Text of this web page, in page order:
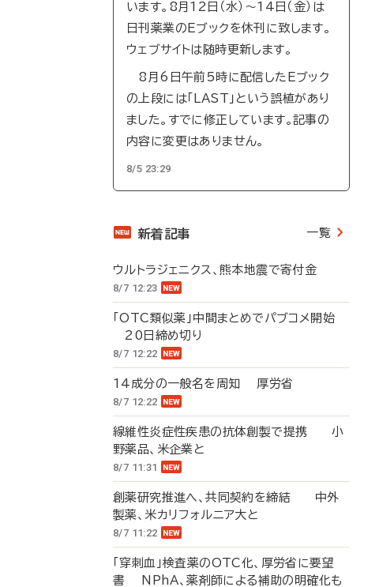
います。8月12日（水）～14日（金）は
日刊薬業のEブックを休刊に致します。
ウェブサイトは随時更新します。
8月6日午前5時に配信したEブック
の上段には「LAST」という誤植があり
ました。すでに修正しています。記事の
内容に変更はありません。
8/5 23:29
新着記事 一覧
ウルトラジェニクス、熊本地震で寄付金
8/7 12:23
「OTC類似薬」中間まとめでパブコメ開始
20日締め切り
8/7 12:22
14成分の一般名を周知 厚労省
8/7 12:22
線維性炎症性疾患の抗体創製で提携 小
野薬品、米企業と
8/7 11:31
創薬研究推進へ、共同契約を締結 中外
製薬、米カリフォルニア大と
8/7 11:22
「穿刺血」検査薬のOTC化、厚労省に要望
書 NPhA、薬剤師による補助の明確化も